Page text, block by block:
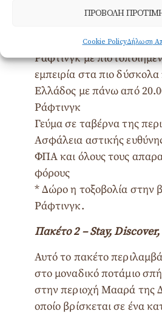
ΠΡΟΒΟΛΗ
Cookie PolicyΔήλωση
Εισιτήριο στο Σπήλαιο
Ράφτινγκ με
εμπειρία στα πιο
Ελλάδος με πάνω από
Ράφτινγκ
Γεύμα σε ταβέρνα της
Ασφάλεια αστικής
ΦΠΑ και όλους τους
φόρους
* Δώρο η τοξοβολία στην
Ράφτινγκ.
Πακέτο 2 – Stay,
Αυτό το πακέτο
στο μοναδικό ποτάμιο
στην περιοχή Μααρά της
οποίο βρίσκεται σε ένα